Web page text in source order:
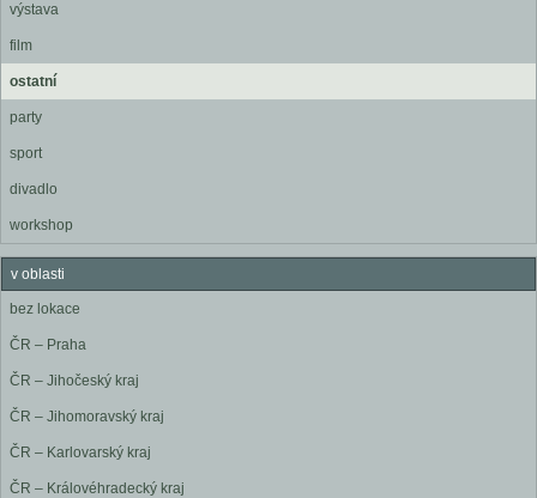
výstava
film
ostatní
party
sport
divadlo
workshop
v oblasti
bez lokace
ČR – Praha
ČR – Jihočeský kraj
ČR – Jihomoravský kraj
ČR – Karlovarský kraj
ČR – Královéhradecký kraj